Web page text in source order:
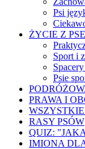
Psi
ŻYCIE Z
Sport i
Psie
PRAWA I
RASY PSÓW
QUIZ:
IMIONA